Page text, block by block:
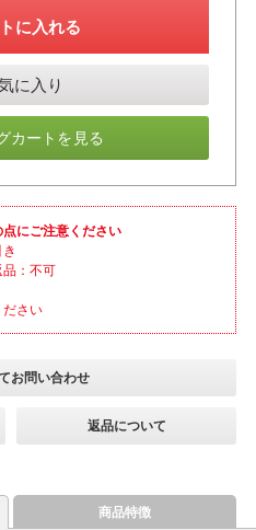
に入れる
に入り
カートを見る
にご注意ください
品：不可
ださい
お問い合わせ
返品について
商品特徴